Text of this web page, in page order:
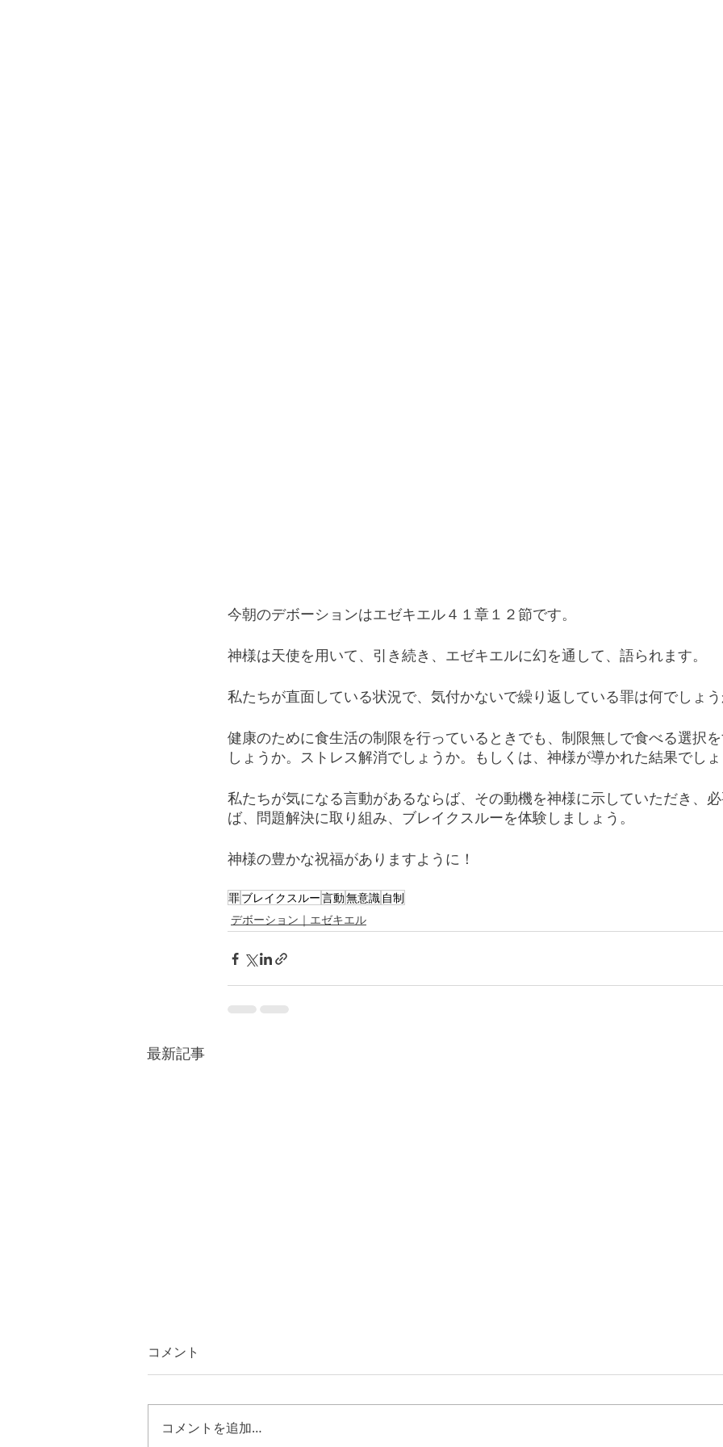
今朝のデボーションはエゼキエル４１章１２節です。
神様は天使を用いて、引き続き、エゼキエルに幻を通して、語られます。
私たちが直面している状況で、気付かないで繰り返している罪は何でしょ
健康のために食生活の制限を行っているときでも、制限無しで食べる選択
しょうか。ストレス解消でしょうか。もしくは、神様が導かれた結果でし
私たちが気になる言動があるならば、その動機を神様に示していただき、
ば、問題解決に取り組み、ブレイクスルーを体験しましょう。
神様の豊かな祝福がありますように！
罪ブレイクスルー言動無意識 自制
デボーション｜エゼキエル
最新記事
コメント
コメントを追加…